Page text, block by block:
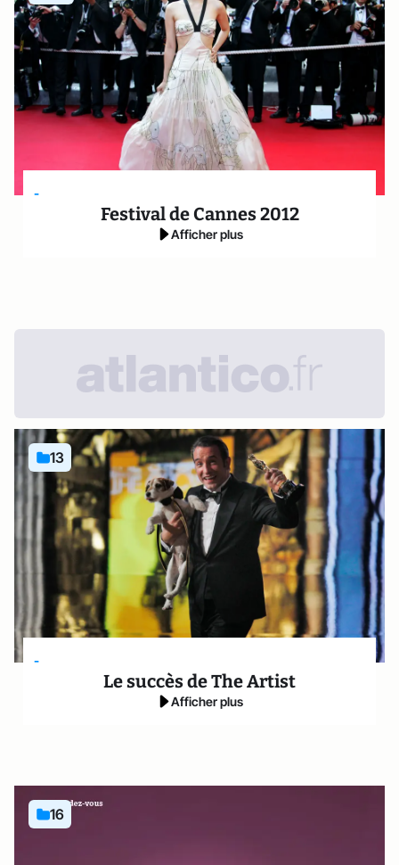
-
Festival de Cannes 2012
Afficher plus
13
-
Le succès de The Artist
Afficher plus
16